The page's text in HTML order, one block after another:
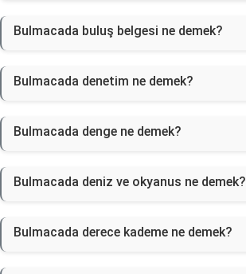
Bulmacada buluş belgesi ne demek?
Bulmacada denetim ne demek?
Bulmacada denge ne demek?
Bulmacada deniz ve okyanus ne demek?
Bulmacada derece kademe ne demek?